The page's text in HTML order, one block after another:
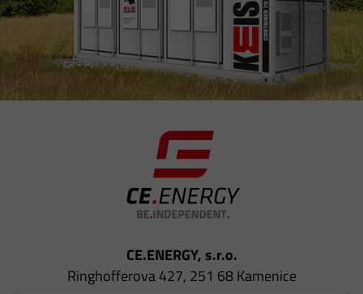
‹
ná
CE.ENERGY, s.r.o.
Ringhofferova 427, 251 68 Kamenice